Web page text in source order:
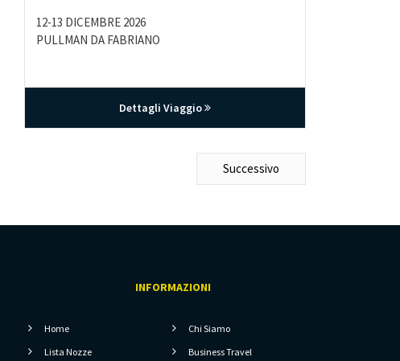
12-13 DICEMBRE 2026
PULLMAN DA FABRIANO
Dettagli Viaggio
Successivo
INFORMAZIONI
Home
Chi Siamo
Lista Nozze
Business Travel